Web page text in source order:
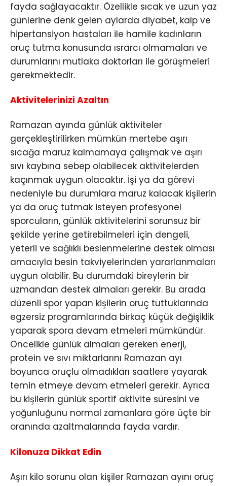
fayda sağlayacaktır. Özellikle sıcak ve uzun yaz
günlerine denk gelen aylarda diyabet, kalp ve
hipertansiyon hastaları ile hamile kadınların
oruç tutma konusunda ısrarcı olmamaları ve
durumlarını mutlaka doktorları ile görüşmeleri
gerekmektedir.
Aktivitelerinizi Azaltın
Ramazan ayında günlük aktiviteler
gerçekleştirilirken mümkün mertebe aşırı
sıcağa maruz kalmamaya çalışmak ve aşırı
sıvı kaybına sebep olabilecek aktivitelerden
kaçınmak uygun olacaktır. İşi ya da görevi
nedeniyle bu durumlara maruz kalacak kişilerin
ya da oruç tutmak isteyen profesyonel
sporcuların, günlük aktivitelerini sorunsuz bir
şekilde yerine getirebilmeleri için dengeli,
yeterli ve sağlıklı beslenmelerine destek olması
amacıyla besin takviyelerinden yararlanmaları
uygun olabilir. Bu durumdaki bireylerin bir
uzmandan destek almaları gerekir. Bu arada
düzenli spor yapan kişilerin oruç tuttuklarında
egzersiz programlarında birkaç küçük değişiklik
yaparak spora devam etmeleri mümkündür.
Öncelikle günlük almaları gereken enerji,
protein ve sıvı miktarlarını Ramazan ayı
boyunca oruçlu olmadıkları saatlere yayarak
temin etmeye devam etmeleri gerekir. Ayrıca
bu kişilerin günlük sportif aktivite süresini ve
yoğunluğunu normal zamanlara göre üçte bir
oranında azaltmalarında fayda vardır.
Kilonuza Dikkat Edin
Aşırı kilo sorunu olan kişiler Ramazan ayını oruç